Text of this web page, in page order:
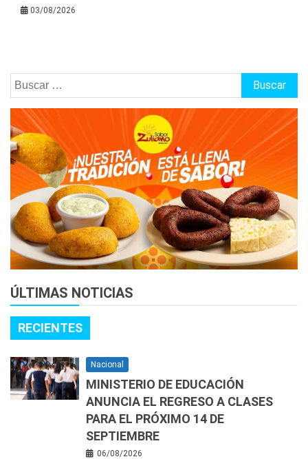
03/08/2026
Buscar:
ÚLTIMAS NOTICIAS
RECIENTES
Nacional
MINISTERIO DE EDUCACIÓN
ANUNCIA EL REGRESO A CLASES
PARA EL PRÓXIMO 14 DE
SEPTIEMBRE
06/08/2026